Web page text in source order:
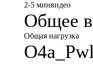
2-5 минвидео
Общее
Общая нагрузка